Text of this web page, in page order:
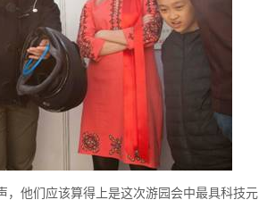
他们应该算得上是这次游园会中最具科技元